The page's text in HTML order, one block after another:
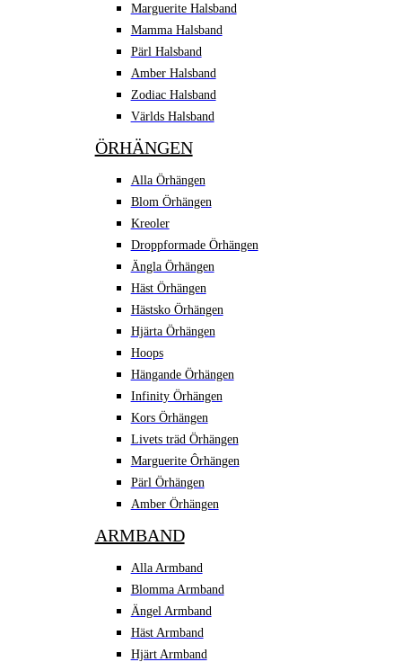
Marguerite Halsband
Mamma Halsband
Pärl Halsband
Amber Halsband
Zodiac Halsband
Världs Halsband
ÖRHÄNGEN
Alla Örhängen
Blom Örhängen
Kreoler
Droppformade Örhängen
Ängla Örhängen
Häst Örhängen
Hästsko Örhängen
Hjärta Örhängen
Hoops
Hängande Örhängen
Infinity Örhängen
Kors Örhängen
Livets träd Örhängen
Marguerite Ôrhängen
Pärl Örhängen
Amber Örhängen
ARMBAND
Alla Armband
Blomma Armband
Ängel Armband
Häst Armband
Hjärt Armband